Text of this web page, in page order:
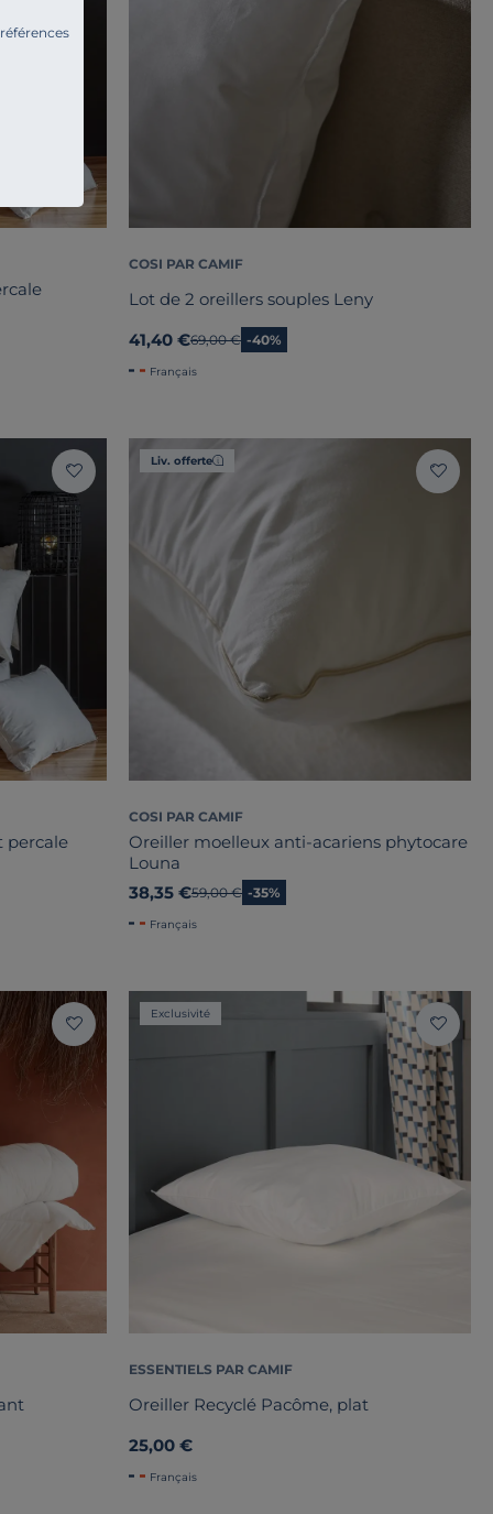
COSI PAR CAMIF
Lot de 2 oreillers souples Leny
41,40 €Ancien prix
69,00 € -40%
Français
percale
Liv. offerte
COSI PAR CAMIF
Oreiller moelleux anti-acariens phytocare
Louna
38,35 €Ancien prix
59,00 € -35%
Français
Exclusivité
ESSENTIELS PAR CAMIF
Oreiller Recyclé Pacôme, plat
25,00 €
Français